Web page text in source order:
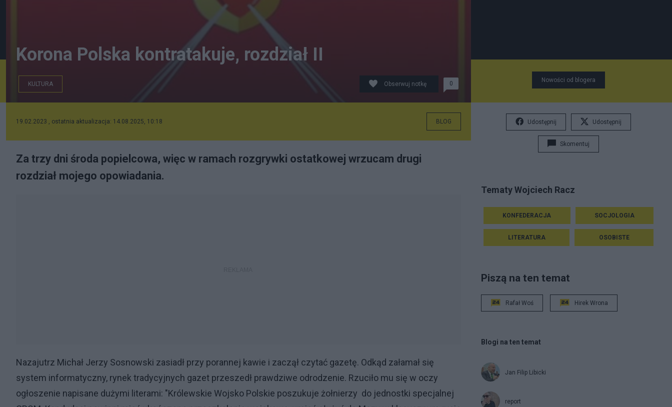
Korona Polska kontratakuje, rozdział II
KULTURA Obserwuj notkę 0
19.02.2023 , ostatnia aktualizacja: 14.08.2025, 10:18 BLOG
Za trzy dni środa popielcowa, więc w ramach rozgrywki ostatkowej wrzucam drugi
rozdział mojego opowiadania.
Nazajutrz Michał Jerzy Sosnowski zasiadł przy porannej kawie i zaczął czytać gazetę. Odkąd załamał się
system informatyczny, rynek tradycyjnych gazet przeszedł prawdziwe odrodzenie. Rzuciło mu się w oczy
ogłoszenie napisane dużymi literami: "Królewskie Wojsko Polskie poszukuje żołnierzy do jednostki specjalnej
Nowości od blogera
Udostępnij Udostępnij
Skomentuj
Tematy Wojciech Racz
KONFEDERACJA SOCJOLOGIA
LITERATURA OSOBISTE
Piszą na ten temat
Rafał Woś Hirek Wrona
Blogi na ten temat
Jan Filip Libicki
report